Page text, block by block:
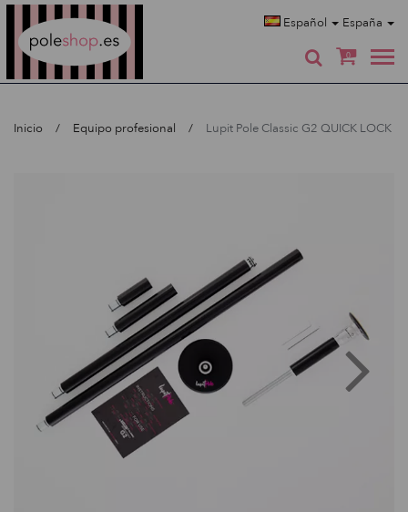
Español España
0
Inicio Equipo profesional Lupit Pole Classic G2 QUICK LOCK